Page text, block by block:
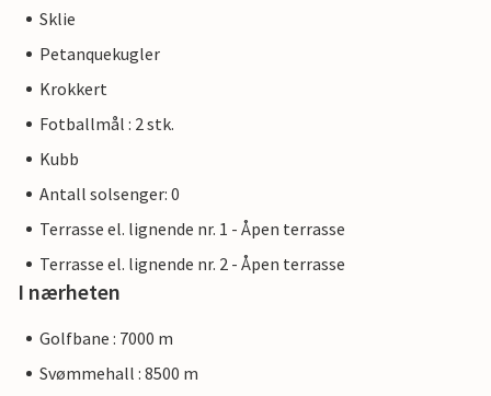
Sklie
Petanquekugler
Krokkert
Fotballmål : 2 stk.
Kubb
Antall solsenger: 0
Terrasse el. lignende nr. 1 - Åpen terrasse
Terrasse el. lignende nr. 2 - Åpen terrasse
I nærheten
Golfbane : 7000 m
Svømmehall : 8500 m